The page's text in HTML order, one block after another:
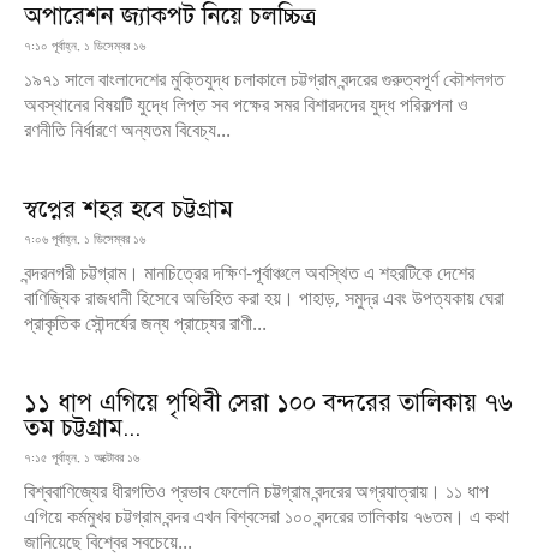
অপারেশন জ্যাকপট নিয়ে চলচ্চিত্র
৭:১০ পূর্বাহ্ন, ১ ডিসেম্বর ১৬
১৯৭১ সালে বাংলাদেশের মুক্তিযুদ্ধ চলাকালে চট্টগ্রাম বন্দরের গুরুত্বপূর্ণ কৌশলগত
অবস্থানের বিষয়টি যুদ্ধে লিপ্ত সব পক্ষের সমর বিশারদদের যুদ্ধ পরিকল্পনা ও
রণনীতি নির্ধারণে অন্যতম বিবেচ্য...
স্বপ্নের শহর হবে চট্টগ্রাম
৭:০৬ পূর্বাহ্ন, ১ ডিসেম্বর ১৬
বন্দরনগরী চট্টগ্রাম। মানচিত্রের দক্ষিণ-পূর্বাঞ্চলে অবস্থিত এ শহরটিকে দেশের
বাণিজ্যিক রাজধানী হিসেবে অভিহিত করা হয়। পাহাড়, সমুদ্র এবং উপত্যকায় ঘেরা
প্রাকৃতিক সৌন্দর্যের জন্য প্রাচ্যের রাণী...
১১ ধাপ এগিয়ে পৃথিবী সেরা ১০০ বন্দরের তালিকায় ৭৬
তম চট্টগ্রাম...
৭:১৫ পূর্বাহ্ন, ১ অক্টোবর ১৬
বিশ্ববাণিজ্যের ধীরগতিও প্রভাব ফেলেনি চট্টগ্রাম বন্দরের অগ্রযাত্রায়। ১১ ধাপ
এগিয়ে কর্মমুখর চট্টগ্রাম বন্দর এখন বিশ্বসেরা ১০০ বন্দরের তালিকায় ৭৬তম। এ কথা
জানিয়েছে বিশ্বের সবচেয়ে...